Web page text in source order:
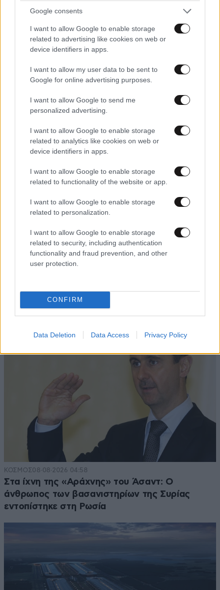
Google consents
I want to allow Google to enable storage
related to advertising like cookies on web or
device identifiers in apps.
I want to allow my user data to be sent to
Google for online advertising purposes.
I want to allow Google to send me
personalized advertising.
I want to allow Google to enable storage
related to analytics like cookies on web or
device identifiers in apps.
I want to allow Google to enable storage
related to functionality of the website or app.
I want to allow Google to enable storage
related to personalization.
I want to allow Google to enable storage
related to security, including authentication
functionality and fraud prevention, and other
user protection.
CONFIRM
Data Deletion Data Access Privacy Policy
Αυγούστου
ΚΟΣΜΟΣ08·08·2026 04:58
Στα ίχνη της «Αράχνης» του Άσαντ: Ο
άνθρωπος των βασανιστηρίων της Συρίας
εντοπίστηκε στη Ρωσία